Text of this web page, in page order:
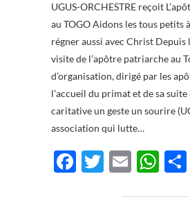
UGUS-ORCHESTRE reçoit
au TOGO Aidons les tous petits
régner aussi avec Christ Depuis
visite de l’apôtre patriarche au
d’organisation, dirigé par les
l’accueil du primat et de sa suite
caritative un geste un sourire
association qui lutte…
F
T
E
W